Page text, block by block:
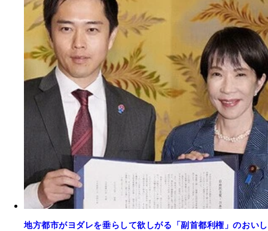
地方都市がヨダレを垂らして欲しがる「副首都利権」のおいし